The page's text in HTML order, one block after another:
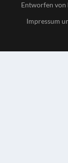
Entworfen von
Impressum